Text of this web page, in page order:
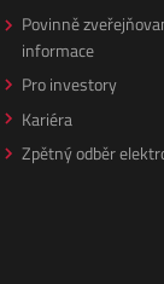
Povinně
informace
Pro investory
Kariéra
Zpětný odběr